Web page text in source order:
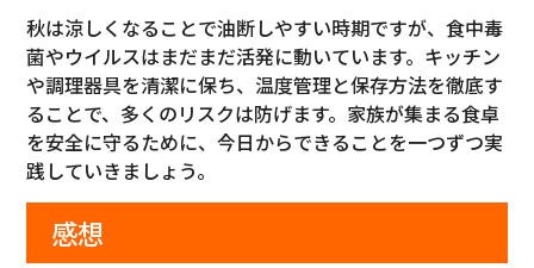
秋は涼しくなることで油断しやすい時期ですが、食中毒
菌やウイルスはまだまだ活発に動いています。キッチン
や調理器具を清潔に保ち、温度管理と保存方法を徹底す
ることで、多くのリスクは防げます。家族が集まる食卓
を安全に守るために、今日からできることを一つずつ実
践していきましょう。
感想